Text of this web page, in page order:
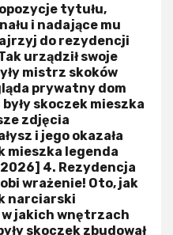
tytułu,
i nadające mu
do rezydencji
urządził swoje
mistrz skoków
prywatny dom
były skoczek mieszka
zdjęcia
i jego okazała
mieszka legenda
4. Rezydencja
wrażenie! Oto, jak
narciarski
jakich wnętrzach
skoczek zbudował